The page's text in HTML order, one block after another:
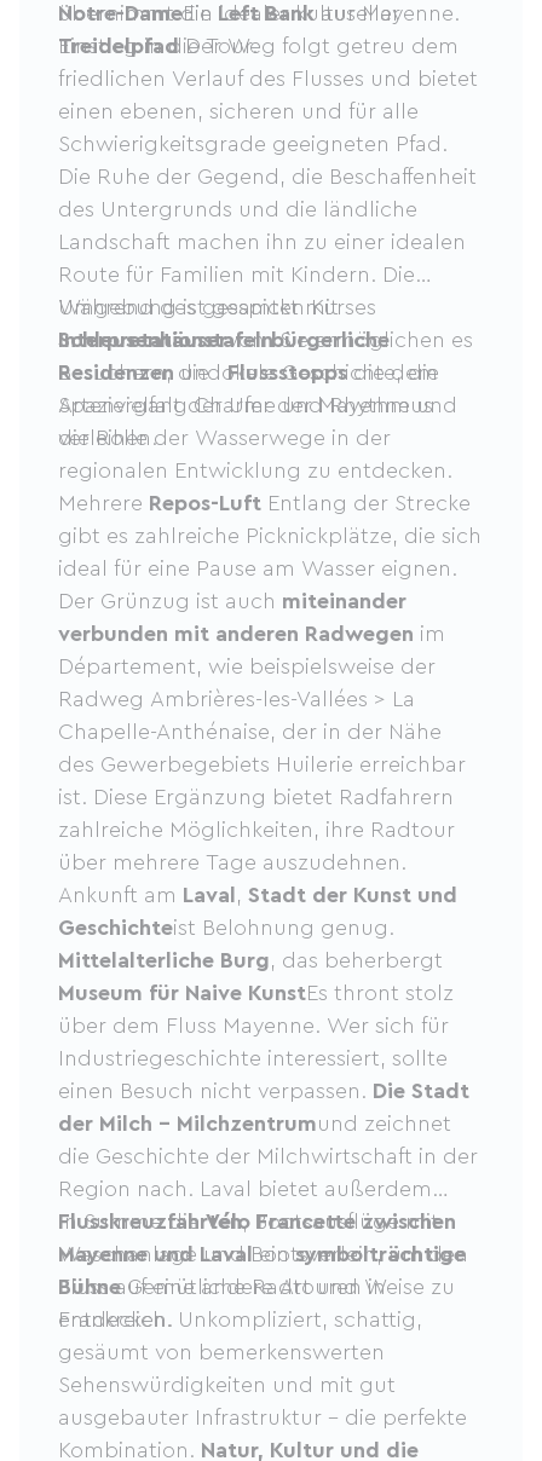
Notre-DameEin idealer kultureller
Einstieg in die Tour.
übernimmt die Left Bankaus Mayenne.
Treidelpfad Der Weg folgt getreu dem
friedlichen Verlauf des Flusses und bietet
einen ebenen, sicheren und für alle
Schwierigkeitsgrade geeigneten Pfad.
Die Ruhe der Gegend, die Beschaffenheit
des Untergrunds und die ländliche
Landschaft machen ihn zu einer idealen
Route für Familien mit Kindern. Die
Umgebung ist gespickt mit
Schleusenhäuservonbürgerliche
Residenzen undFlussstoppsdie dem
Spaziergang Charme und Rhythmus
verleihen.
Während des gesamten Kurses
InterpretationstafelnSie ermöglichen es
Besuchern, die lokale Geschichte, die
Artenvielfalt der Ufer der Mayenne und
die Rolle der Wasserwege in der
regionalen Entwicklung zu entdecken.
Mehrere Repos-Luft Entlang der Strecke
gibt es zahlreiche Picknickplätze, die sich
ideal für eine Pause am Wasser eignen.
Der Grünzug ist auch miteinander
verbunden mit anderen Radwegen im
Département, wie beispielsweise der
Radweg Ambrières-les-Vallées > La
Chapelle-Anthénaise, der in der Nähe
des Gewerbegebiets Huilerie erreichbar
ist. Diese Ergänzung bietet Radfahrern
zahlreiche Möglichkeiten, ihre Radtour
über mehrere Tage auszudehnen.
Ankunft am Laval
Stadt der Kunst und
Geschichteist Belohnung genug.
Mittelalterliche Burg , das beherbergt
Museum für Naive KunstEs thront stolz
über dem Fluss Mayenne. Wer sich für
Industriegeschichte interessiert, sollte
einen Besuch nicht verpassen. Die Stadt
der Milch – Milchzentrumund zeichnet
die Geschichte der Milchwirtschaft in der
Region nach. Laval bietet außerdem
Flusskreuzfahrten, Bootsausflüge mit
Waschanlage und Bootsverleih, um den
Fluss auf eine andere Art und Weise zu
entdecken.
In Summe dieVélo Francette zwischen
Mayenne und Laval einsymbolträchtige
BühneGemütliche Radtouren in
Frankreich. Unkompliziert, schattig,
gesäumt von bemerkenswerten
Sehenswürdigkeiten und mit gut
ausgebauter Infrastruktur – die perfekte
Kombination. Natur, Kultur und die